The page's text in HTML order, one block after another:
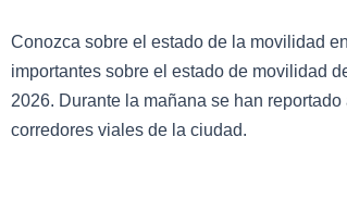
Conozca sobre el estado de la movilidad
importantes sobre el estado de movilidad
2026. Durante la mañana se han
corredores viales de la ciudad.